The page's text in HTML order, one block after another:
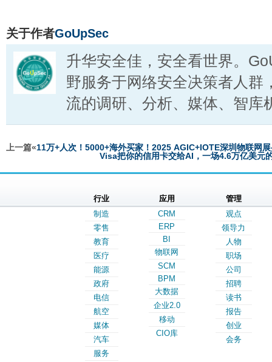
关于作者GoUpSec
升华安全佳，安全看世界。
野服务于网络安全决策者人群
流的调研、分析、媒体、智库
上一篇«11万+人次！5000+海外买家！2025 AGIC+IOTE深圳物联网
Visa把你的信用卡交给AI，一场4.6万亿美元
行业
制造
零售
教育
医疗
能源
政府
电信
航空
媒体
汽车
服务
应用
CRM
ERP
BI
物联网
SCM
BPM
大数据
企业2.0
移动
CIO库
管理
观点
领导力
人物
职场
公司
招聘
读书
报告
创业
会务